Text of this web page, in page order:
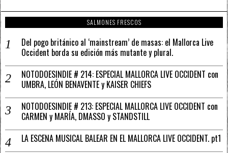
SALMONES FRESCOS
Del pogo británico al ‘mainstream’ de masas: el Mallorca Live
Occident borda su edición más mutante y plural.
NOTODOESINDIE # 214: ESPECIAL MALLORCA LIVE OCCIDENT con
UMBRA, LEÓN BENAVENTE y KAISER CHIEFS
NOTODOESINDIE # 213: ESPECIAL MALLORCA LIVE OCCIDENT con
CARMEN y MARÍA, DMASSO y STANDSTILL
LA ESCENA MUSICAL BALEAR EN EL MALLORCA LIVE OCCIDENT. pt1